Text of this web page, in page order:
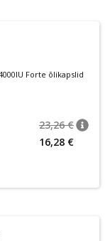
Forte õlikapslid
23,26 €
16,28 €